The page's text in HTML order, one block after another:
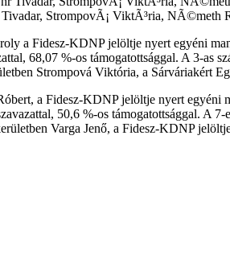
StrompovÃ¡ ViktÃ³ria, NÃ©meth
a Fidesz-KDNP jelöltje nyert egyéni
68,07 %-os támogatottsággal. A 3-as
Strompová Viktória, a Sárváriakért
a Fidesz-KDNP jelöltje nyert egyéni
50,6 %-os támogatottsággal. A
Varga Jenő, a Fidesz-KDNP